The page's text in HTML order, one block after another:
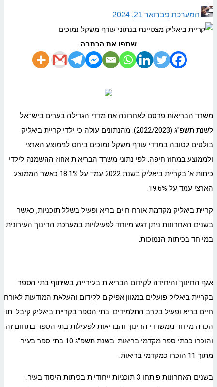
המערכת פברואר 21, 2024
שתפו את הכתבה
משרד הבריאות פרסם לאחרונה את מדדי הגדילה בערים בישראל
לשנת תשפ"ג (2022/2023). מהנתונים עולה כי ילדי קריית ביאליק
בולטים לטובה במדדי עודף משקל נמוכים ביחס לממוצע הארצי
ולממוצע במחוז חיפה. לפי נתוני משרד הבריאות אחוז ההשמנה לילדי
כיתות א' בקריית ביאליק בשנת 2022 עמד על 18.1% כאשר הממוצע
הארצי עמד על 19.6%.
קריית ביאליק מקדמת אורח חיים בריא ופעיל בשלל תוכניות, כאשר
בשנים האחרונות ניתן דגש מיוחד לפעילויות במערכת החינוך העירונית
במיוחד בכיתות הנמוכות.
אגף החינוך והיחידה לקידום הבריאות בעירייה, בשיתוף בתי הספר
בקריית ביאליק פועלים במגוון אפיקים לקידום והעלאת המודעות לאורח
חיים בריא ופעיל בקרב התלמידים. בתי הספר בקריית ביאליק קיבלו תו
הכרה מיוחד ממשרדי החינוך והבריאות לפעילות בתי הספר בתחום זה
והוכרו כבתי ספר מקדמי בריאות. בשנת תשפ"ג 10 בתי ספר בעיר
מתוך 11 הוכרו כמקדמי בריאות.
בשנים האחרונות פותחו 3 תוכניות ייחודיות בכיתות היסוד בעיר: